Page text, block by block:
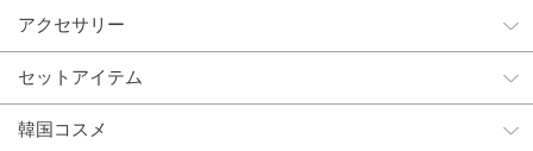
アクセサリー
セットアイテム
韓国コスメ